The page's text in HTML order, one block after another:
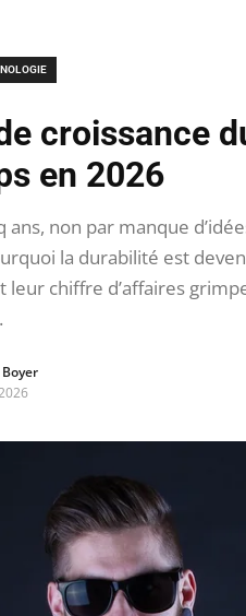
croissance
en 2026
non par manque
la durabilité est
chiffre d’affaires